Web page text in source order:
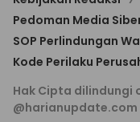
Pedoman Media
SOP Perlindungan
Kode Perilaku
Hak Cipta dilindungi
@harianupdate.com